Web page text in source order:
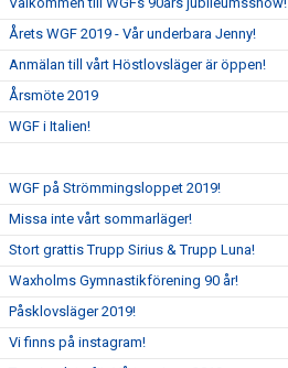
Årets WGF 2019 - Vår underbara Jenny!
Anmälan till vårt Höstlovsläger är öppen!
Årsmöte 2019
WGF i Italien!
WGF på Strömmingsloppet 2019!
Missa inte vårt sommarläger!
Stort grattis Trupp Sirius & Trupp Luna!
Waxholms Gymnastikförening 90 år!
Påsklovsläger 2019!
Vi finns på instagram!